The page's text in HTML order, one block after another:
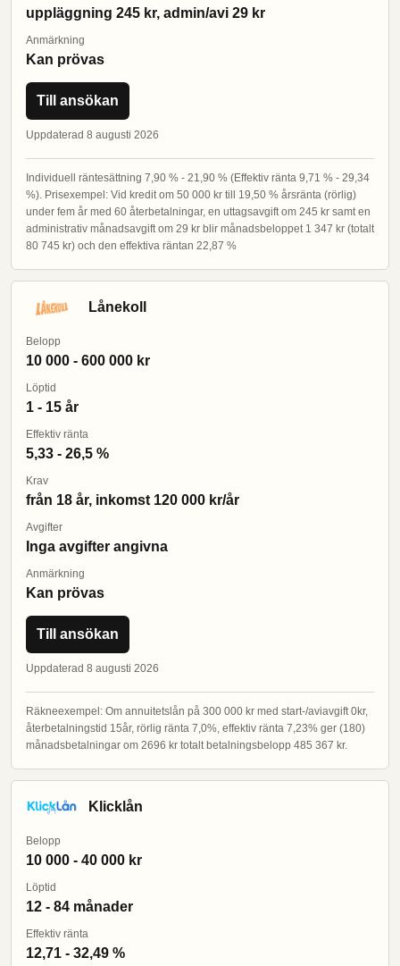
uppläggning 245 kr, admin/avi 29 kr
Anmärkning
Kan prövas
Till ansökan
Uppdaterad 8 augusti 2026
Individuell räntesättning 7,90 % - 21,90 % (Effektiv ränta 9,71 % - 29,34
%). Prisexempel: Vid kredit om 50 000 kr till 19,50 % årsränta (rörlig)
under fem år med 60 återbetalningar, en uttagsavgift om 245 kr samt en
administrativ månadsavgift om 29 kr blir månadsbeloppet 1 347 kr (totalt
80 745 kr) och den effektiva räntan 22,87 %
Lånekoll
Belopp
10 000 - 600 000 kr
Löptid
1 - 15 år
Effektiv ränta
5,33 - 26,5 %
Krav
från 18 år, inkomst 120 000 kr/år
Avgifter
Inga avgifter angivna
Anmärkning
Kan prövas
Till ansökan
Uppdaterad 8 augusti 2026
Räkneexempel: Om annuitetslån på 300 000 kr med start-/aviavgift 0kr,
återbetalningstid 15år, rörlig ränta 7,0%, effektiv ränta 7,23% ger (180)
månadsbetalningar om 2696 kr totalt betalningsbelopp 485 367 kr.
Klicklån
Belopp
10 000 - 40 000 kr
Löptid
12 - 84 månader
Effektiv ränta
12,71 - 32,49 %